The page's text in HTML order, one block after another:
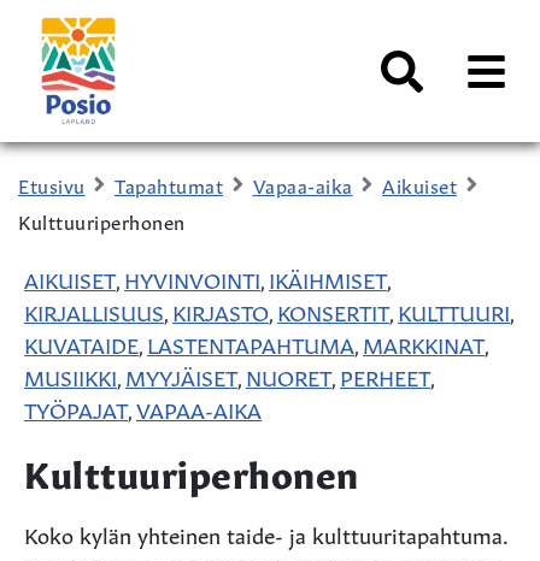
Siirry sisältöön
Kaupungin
logo
AVAA
Etusivu Tapahtumat Vapaa-aika
Aikuiset
Kulttuuriperhonen
AIKUISET, HYVINVOINTI IKÄIHMISET,
KIRJALLISUUS KIRJASTO KONSERTIT, KULTTUURI
KUVATAIDE LASTENTAPAHTUMA MARKKINAT,
MUSIIKKI MYYJÄISET, NUORET, PERHEET,
TYÖPAJAT, VAPAA-AIKA
Kulttuuriperhonen
Koko kylän yhteinen taide- ja kulttuuritapahtuma.